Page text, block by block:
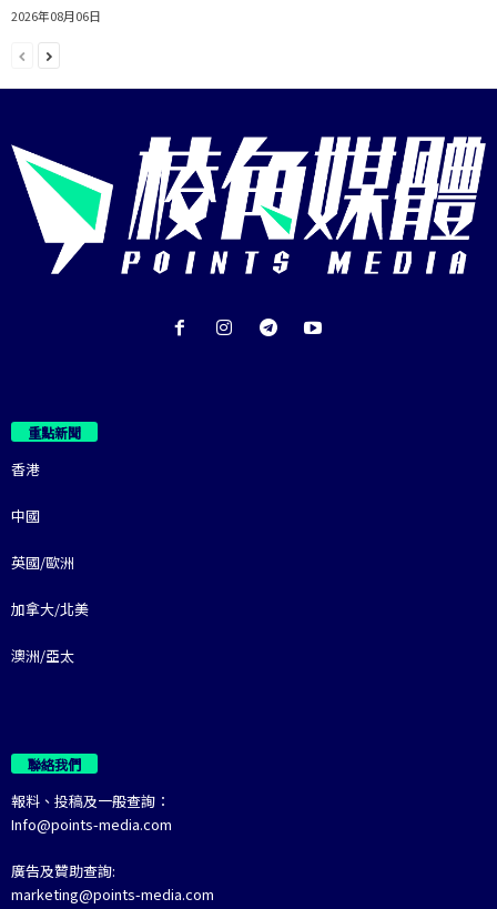
2026年08月06日
重點新聞
香港
中國
英國/歐洲
加拿大/北美
澳洲/亞太
聯絡我們
報料、投稿及一般查詢：
Info@points-media.com
廣告及贊助查詢:
marketing@points-media.com